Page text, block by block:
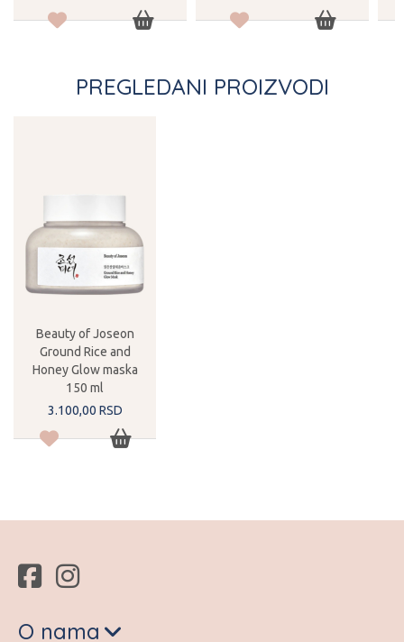
PREGLEDANI PROIZVODI
Beauty of Joseon
Ground Rice and
Honey Glow maska
150 ml
3.100,00 RSD
O nama